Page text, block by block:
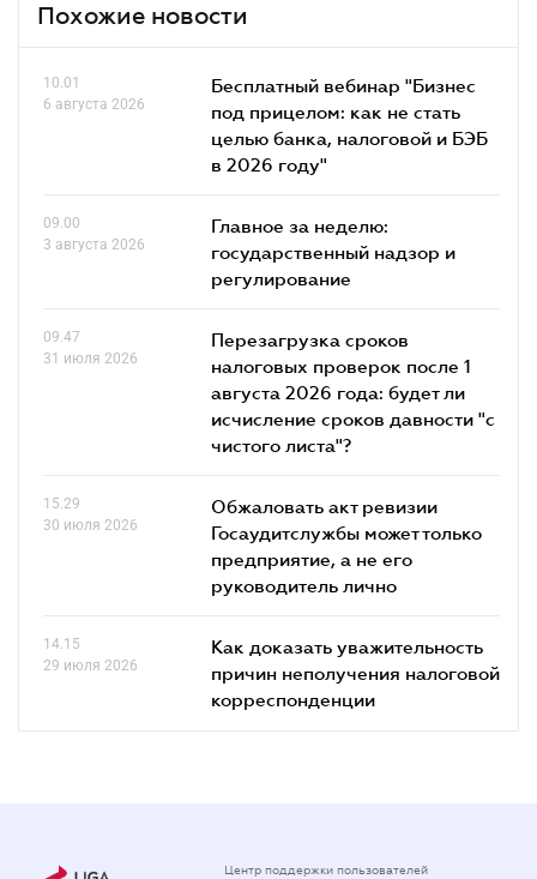
Похожие новости
10.01
6 августа 2026
Бесплатный вебинар "Бизнес
под прицелом: как не стать
целью банка, налоговой и БЭБ
в 2026 году"
09.00
3 августа 2026
Главное за неделю:
государственный надзор и
регулирование
09.47
31 июля 2026
Перезагрузка сроков
налоговых проверок после 1
августа 2026 года: будет ли
исчисление сроков давности "с
чистого листа"?
15.29
30 июля 2026
Обжаловать акт ревизии
Госаудитслужбы может только
предприятие, а не его
руководитель лично
14.15
29 июля 2026
Как доказать уважительность
причин неполучения налоговой
корреспонденции
Центр поддержки пользователей